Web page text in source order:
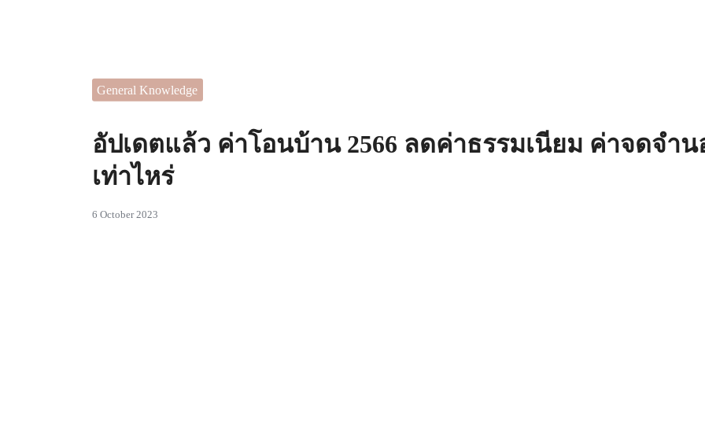
General Knowledge
อัปเดตแล้ว ค่าโอนบ้าน 2566 ลดค่าธรรมเนียม ค่าจดจำน
เท่าไหร่
6 October 2023